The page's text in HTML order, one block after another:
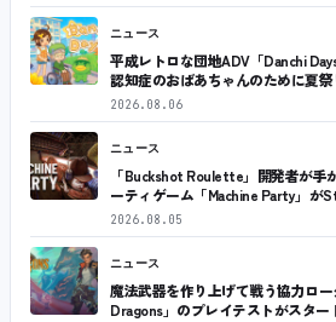
ニュース
平成レトロな団地ADV「Danchi
認知症のおばあちゃんのために夏
2026.08.06
ニュース
「Buckshot Roulette」開発者が手
ーティゲーム「Machine Party」が
2026.08.05
ニュース
魔法武器を作り上げて戦う協力ロ
Dragons」のプレイテストがスタ